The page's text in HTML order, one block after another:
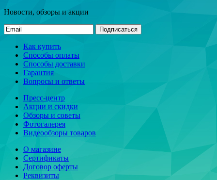
Новости, обзоры и акции
Подписаться
Как купить
Способы оплаты
Способы доставки
Гарантия
Вопросы и ответы
Пресс-центр
Акции и скидки
Обзоры и советы
Фотогалерея
Видеообзоры товаров
О магазине
Сертификаты
Договор оферты
Реквизиты